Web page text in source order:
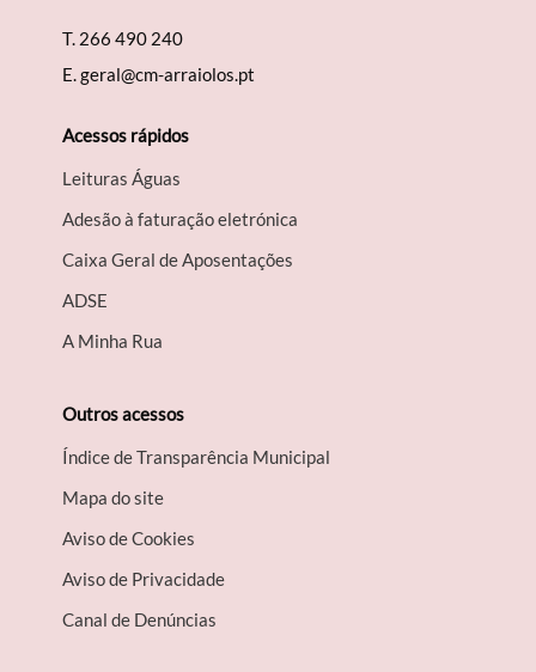
T. 266 490 240
E.geral@cm-arraiolos.pt
Acessos rápidos
Leituras Águas
Adesão à faturação eletrónica
Caixa Geral de Aposentações
A​DSE
A Minha Rua
Outros acessos
Índice de Transparência Municipal
Mapa do site
Aviso de Cookies
Aviso de Privacidade
Canal de Denúncias